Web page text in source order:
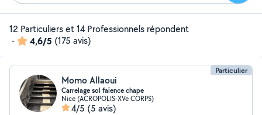
12 Particuliers et 14 Professionnels répondent
-
4,6/5 (175 avis)
Particulier
Momo Allaoui
Carrelage sol faïence chape
Nice (ACROPOLIS-XVe CORPS)
4/5 (5 avis)